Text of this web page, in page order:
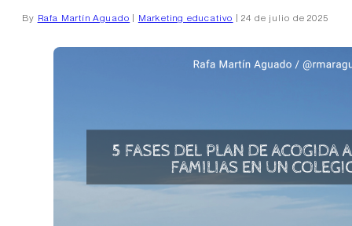
By Rafa Martín Aguado Marketing educativo | 24 de julio de 2025